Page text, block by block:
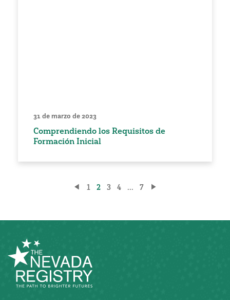
31 de marzo de 2023
Comprendiendo los Requisitos de
Formación Inicial
entradas
1 2 3 4 ... 7